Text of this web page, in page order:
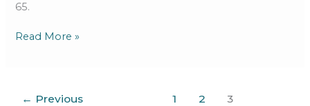
65.
Read More »
← Previous 1 2 3